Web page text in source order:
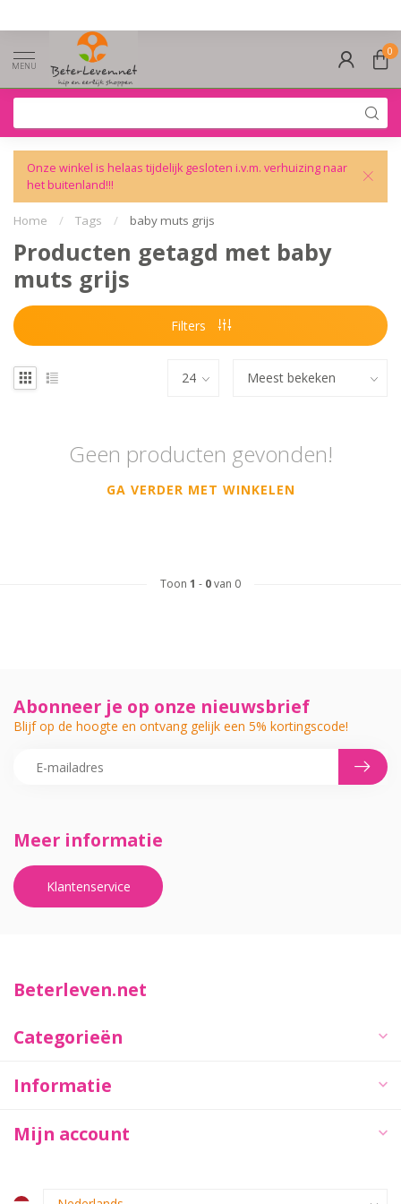
MENU
0
Onze winkel is helaas tijdelijk gesloten i.v.m. verhuizing naar
het buitenland!!!
Home / Tags / baby muts grijs
Producten getagd met baby
muts grijs
Filters
Geen producten gevonden!
GA VERDER MET WINKELEN
Toon 1 - 0van 0
Meer informatie
Klantenservice
Abonneer je op onze nieuwsbrief
Blijf op de hoogte en ontvang gelijk een 5% kortingscode!
Beterleven.net
Categorieën
Informatie
Mijn account